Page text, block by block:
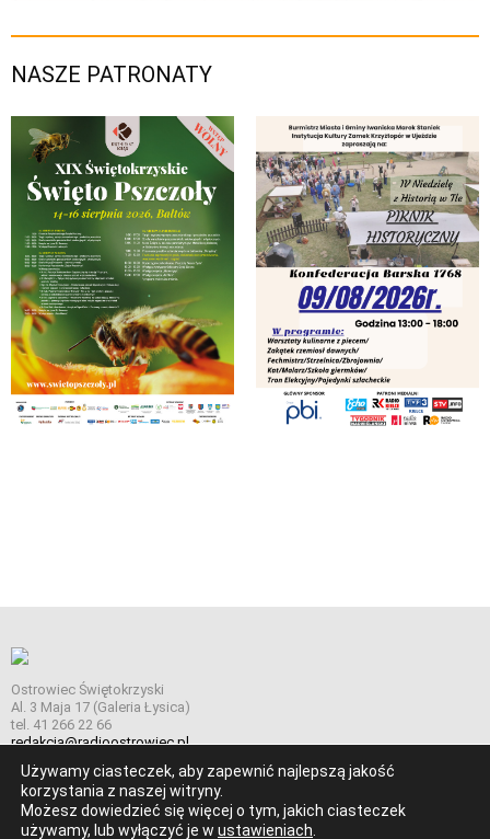
NASZE PATRONATY
Ostrowiec Świętokrzyski
Al. 3 Maja 17 (Galeria Łysica)
tel. 41 266 22 66
redakcja@radioostrowiec.pl
© Wszelkie prawa zastrzeżone. Radio Ostrowiec 2026 Radio
Używamy ciasteczek, aby zapewnić najlepszą jakość
korzystania z naszej witryny.
Możesz dowiedzieć się więcej o tym, jakich ciasteczek
używamy, lub wyłączyć je w ustawieniach